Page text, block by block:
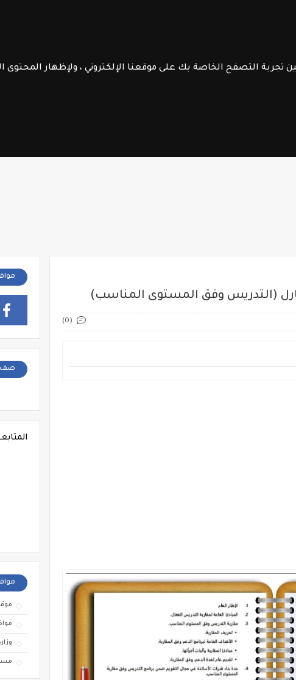
تجربة التصفح الخاصة بك على موقعنا الإلكتروني ، ولإظهار
(التدريس وفق المستوى المناسب)
(0)